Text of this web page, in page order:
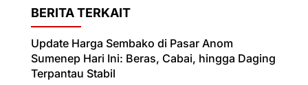
BERITA TERKAIT
Update Harga Sembako di Pasar Anom
Sumenep Hari Ini: Beras, Cabai, hingga Daging
Terpantau Stabil